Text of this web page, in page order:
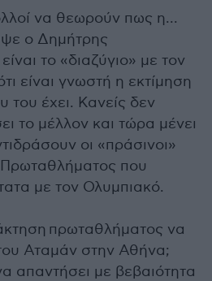
να θεωρούν πως η...
ο Δημήτρης
το «διαζύγιο» με τον
είναι γνωστή η εκτίμηση
του έχει. Κανείς δεν
το μέλλον και τώρα μένει
οι «πράσινοι»
Πρωταθλήματος που
με τον Ολυμπιακό.
πρωταθλήματος να
Αταμάν στην Αθήνα;
απαντήσει με βεβαιότητα